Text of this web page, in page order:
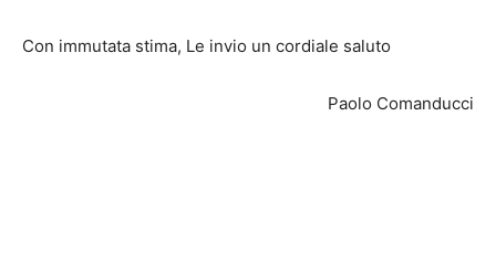
Con immutata stima, Le invio un cordiale saluto
Paolo Comanducci